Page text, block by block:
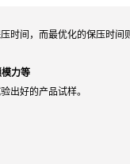
间，而最优化的保压时间
力等
出好的产品试样。